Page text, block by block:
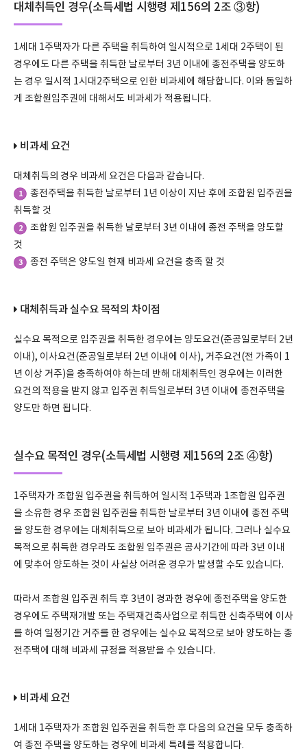
대체취득인 경우(소득세법 시행령 제156의 2조 ③항)
1세대 1주택자가 다른 주택을 취득하여 일시적으로 1세대 2주택이 된
경우에도 다른 주택을 취득한 날로부터 3년 이내에 종전주택을 양도하
는 경우 일시적 1시대2주택으로 인한 비과세에 해당합니다. 이와 동일하
게 조합원입주권에 대해서도 비과세가 적용됩니다.
비과세 요건
대체취득의 경우 비과세 요건은 다음과 같습니다.
1
종전주택을 취득한 날로부터 1년 이상이 지난 후에 조합원 입주권을
취득할 것
2
조합원 입주권을 취득한 날로부터 3년 이내에 종전 주택을 양도할
것
3 종전 주택은 양도일 현재 비과세 요건을 충족 할 것
대체취득과 실수요 목적의 차이점
실수요 목적으로 입주권을 취득한 경우에는 양도요건(준공일로부터 2년
이내), 이사요건(준공일로부터 2년 이내에 이사), 거주요건(전 가족이 1
년 이상 거주)을 충족하여야 하는데 반해 대체취득인 경우에는 이러한
요건의 적용을 받지 않고 입주권 취득일로부터 3년 이내에 종전주택을
양도만 하면 됩니다.
실수요 목적인 경우(소득세법 시행령 제156의 2조 ④항)
1주택자가 조합원 입주권을 취득하여 일시적 1주택과 1조합원 입주권
을 소유한 경우 조합원 입주권을 취득한 날로부터 3년 이내에 종전 주택
을 양도한 경우에는 대체취득으로 보아 비과세가 됩니다. 그러나 실수요
목적으로 취득한 경우라도 조합원 입주권은 공사기간에 따라 3년 이내
에 맞추어 양도하는 것이 사실상 어려운 경우가 발생할 수도 있습니다.
따라서 조합원 입주권 취득 후 3년이 경과한 경우에 종전주택을 양도한
경우에도 주택재개발 또는 주택재건축사업으로 취득한 신축주택에 이사
를 하여 일정기간 거주를 한 경우에는 실수요 목적으로 보아 양도하는 종
전주택에 대해 비과세 규정을 적용받을 수 있습니다.
비과세 요건
1세대 1주택자가 조합원 입주권을 취득한 후 다음의 요건을 모두 충족하
여 종전 주택을 양도하는 경우에 비과세 특례를 적용합니다.